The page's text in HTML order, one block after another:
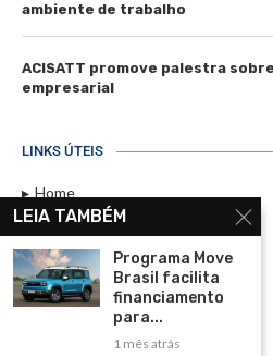
ambiente de trabalho
ACISATT promove palestra
empresarial
LINKS ÚTEIS
Home
Assinar
Contato
Política de Privacidade
Rádio Maristela - Ao Vivo
LEIA TAMBÉM
Programa Move
Brasil facilita
financiamento
para...
1 mês atrás